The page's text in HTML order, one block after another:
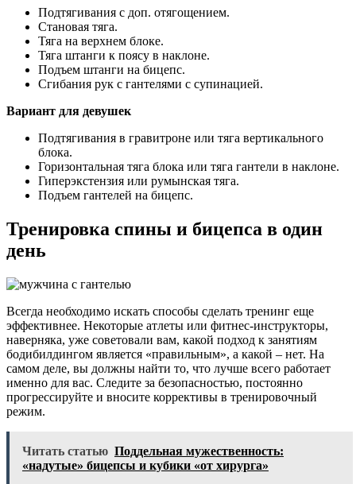
Подтягивания с доп. отягощением.
Становая тяга.
Тяга на верхнем блоке.
Тяга штанги к поясу в наклоне.
Подъем штанги на бицепс.
Сгибания рук с гантелями с супинацией.
Вариант для девушек
Подтягивания в гравитроне или тяга вертикального
блока.
Горизонтальная тяга блока или тяга гантели в наклоне.
Гиперэкстензия или румынская тяга.
Подъем гантелей на бицепс.
Тренировка спины и бицепса в один
день
Всегда необходимо искать способы сделать тренинг еще
эффективнее. Некоторые атлеты или фитнес-инструкторы,
наверняка, уже советовали вам, какой подход к занятиям
бодибилдингом является «правильным», а какой – нет. На
самом деле, вы должны найти то, что лучше всего работает
именно для вас. Следите за безопасностью, постоянно
прогрессируйте и вносите коррективы в тренировочный
режим.
Читать статью Поддельная мужественность:
«надутые» бицепсы и кубики «от хирурга»